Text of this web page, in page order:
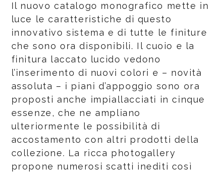
Il nuovo catalogo monografico mette in
luce le caratteristiche di questo
innovativo sistema e di tutte le finiture
che sono ora disponibili. Il cuoio e la
finitura laccato lucido vedono
l’inserimento di nuovi colori e – novità
assoluta – i piani d’appoggio sono ora
proposti anche impiallacciati in cinque
essenze, che ne ampliano
ulteriormente le possibilità di
accostamento con altri prodotti della
collezione. La ricca photogallery
propone numerosi scatti inediti così